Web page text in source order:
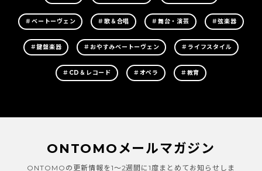
＃ベートーヴェン ＃歌＆合唱 ＃舞台・演芸 ＃弦楽器
＃鍵盤楽器 ＃おやすみベートーヴェン ＃ライフスタイル
＃CD＆レコード ＃オペラ ＃教育
ONTOMOメールマガジン
ONTOMOの更新情報を1～2週間に1度まとめてお知らせしま